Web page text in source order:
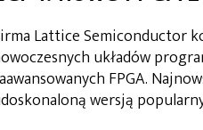
Lattice Semiconductor
układów
FPGA.
wersją